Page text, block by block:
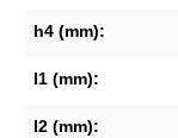
h4 (mm):
l1 (mm):
l2 (mm):